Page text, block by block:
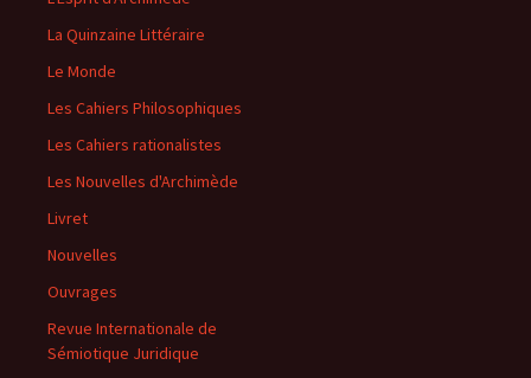
La Quinzaine Littéraire
Le Monde
Les Cahiers Philosophiques
Les Cahiers rationalistes
Les Nouvelles d'Archimède
Livret
Nouvelles
Ouvrages
Revue Internationale de
Sémiotique Juridique